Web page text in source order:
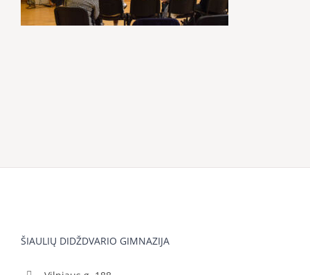
ŠIAULIŲ DIDŽDVARIO GIMNAZIJA